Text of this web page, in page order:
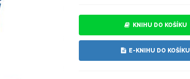
KNIHU DO KOŠÍKU
E-KNIHU DO KOŠÍKU